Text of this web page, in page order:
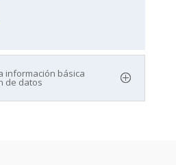
información básica
de datos